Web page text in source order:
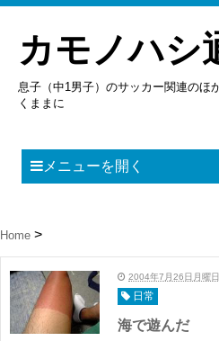
カモノハシ
息子（中1男子）のサッカー関連のほ
くままに
メニューを開く
Home
2004年7月26日月曜日
日常
海で遊んだ